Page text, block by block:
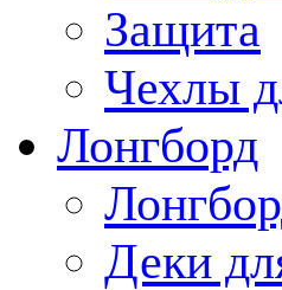
Защита
Чехлы
Лонгборд
Деки